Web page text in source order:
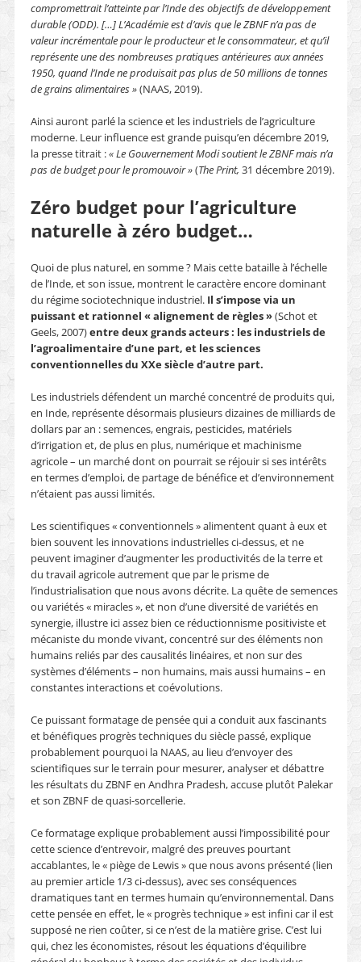
compromettrait l’atteinte par l’Inde des objectifs de développement
durable (ODD). […] L’Académie est d’avis que le ZBNF n’a pas de
valeur incrémentale pour le producteur et le consommateur, et qu’il
représente une des nombreuses pratiques antérieures aux années
1950, quand l’Inde ne produisait pas plus de 50 millions de tonnes
de grains alimentaires »(NAAS, 2019).
Ainsi auront parlé la science et les industriels de l’agriculture
moderne. Leur influence est grande puisqu’en décembre 2019,
la presse titrait :« Le Gouvernement Modi soutient le ZBNF mais n’a
pas de budget pour le promouvoir »(The Print, 31 décembre 2019).
Zéro budget pour l’agriculture
naturelle à zéro budget…
Quoi de plus naturel, en somme ? Mais cette bataille à l’échelle
de l’Inde, et son issue, montrent le caractère encore dominant
du régime sociotechnique industriel. Il s’impose via un
puissant et rationnel « alignement de règles »(Schot et
Geels, 2007)entre deux grands acteurs : les industriels de
l’agroalimentaire d’une part, et les sciences
conventionnelles du XXesiècle d’autre part.
Les industriels défendent un marché concentré de produits qui,
en Inde, représente désormais plusieurs dizaines de milliards de
dollars par an : semences, engrais, pesticides, matériels
d’irrigation et, de plus en plus, numérique et machinisme
agricole – un marché dont on pourrait se réjouir si ses intérêts
en termes d’emploi, de partage de bénéfice et d’environnement
n’étaient pas aussi limités.
Les scientifiques « conventionnels » alimentent quant à eux et
bien souvent les innovations industrielles ci-dessus, et ne
peuvent imaginer d’augmenter les productivités de la terre et
du travail agricole autrement que par le prisme de
l’industrialisation que nous avons décrite. La quête de semences
ou variétés « miracles », et non d’une diversité de variétés en
synergie, illustre ici assez bien ce réductionnisme positiviste et
mécaniste du monde vivant, concentré sur des éléments non
humains reliés par des causalités linéaires, et non sur des
systèmes d’éléments – non humains, mais aussi humains – en
constantes interactions et coévolutions.
Ce puissant formatage de pensée qui a conduit aux fascinants
et bénéfiques progrès techniques du siècle passé, explique
probablement pourquoi la NAAS, au lieu d’envoyer des
scientifiques sur le terrain pour mesurer, analyser et débattre
les résultats du ZBNF en Andhra Pradesh, accuse plutôt Palekar
et son ZBNF de quasi-sorcellerie.
Ce formatage explique probablement aussi l’impossibilité pour
cette science d’entrevoir, malgré des preuves pourtant
accablantes, le « piège de Lewis » que nous avons présenté (lien
au premier article 1/3 ci-dessus), avec ses conséquences
dramatiques tant en termes humain qu’environnemental. Dans
cette pensée en effet, le « progrès technique » est infini car il est
supposé ne rien coûter, si ce n’est de la matière grise. C’est lui
qui, chez les économistes, résout les équations d’équilibre